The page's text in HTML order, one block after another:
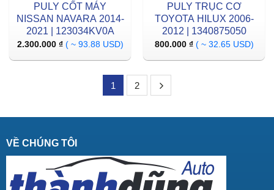
PULY CỐT MÁY
NISSAN NAVARA 2014-
2021 | 123034KV0A
2.300.000 ₫ ( ~ 93.88 USD)
PULY TRỤC CƠ
TOYOTA HILUX 2006-
2012 | 1340875050
800.000 ₫ ( ~ 32.65 USD)
1 2
VỀ CHÚNG TÔI